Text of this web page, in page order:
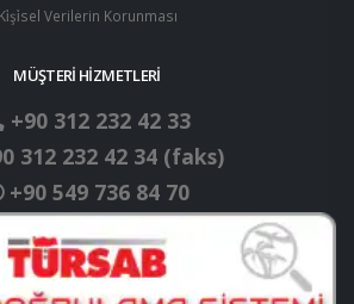
Ki̇şi̇sel Verilerin Korunması
MÜŞTERİ HİZMETLERİ
+90 312 232 42 33
312 232 42 34 (faks)
+90 549 736 84 70